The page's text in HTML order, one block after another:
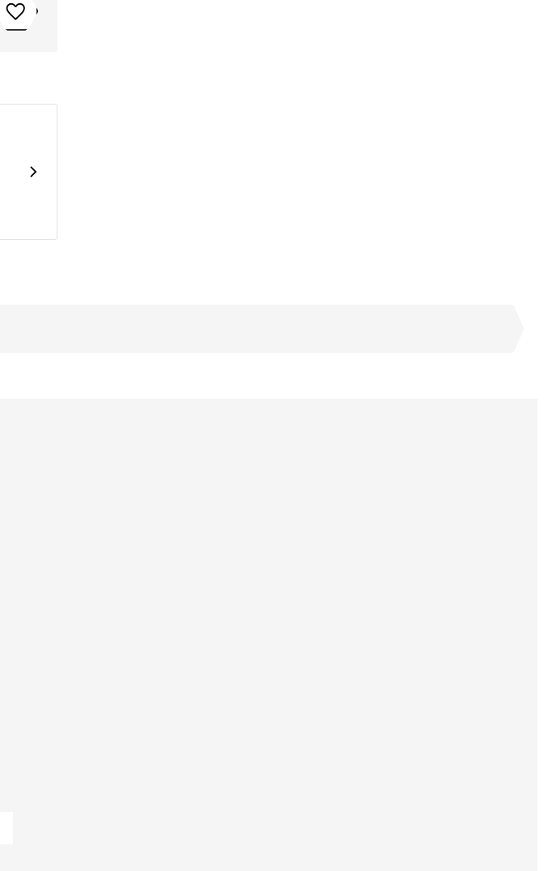
Toevoegen aan verlanglijstje